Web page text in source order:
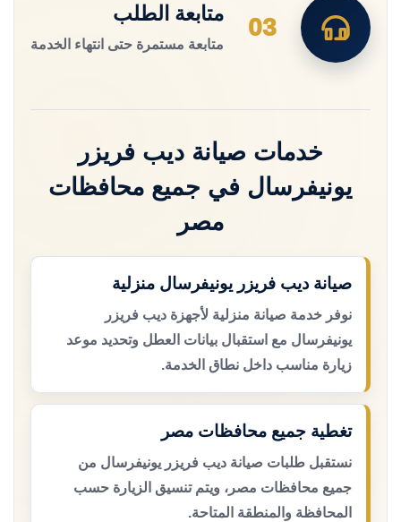
03
متابعة الطلب
متابعة مستمرة حتى انتهاء الخدمة
خدمات صيانة ديب فريزر
يونيفرسال في جميع محافظات
مصر
صيانة ديب فريزر يونيفرسال منزلية
نوفر خدمة صيانة منزلية لأجهزة ديب فريزر
يونيفرسال مع استقبال بيانات العطل وتحديد موعد
زيارة مناسب داخل نطاق الخدمة.
تغطية جميع محافظات مصر
نستقبل طلبات صيانة ديب فريزر يونيفرسال من
جميع محافظات مصر، ويتم تنسيق الزيارة حسب
المحافظة والمنطقة المتاحة.